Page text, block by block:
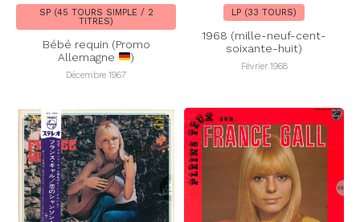
SP (45 TOURS SIMPLE / 2
TITRES)
Bébé requin (Promo
Allemagne
)
Décembre 1967
LP (33 TOURS)
1968 (mille-neuf-cent-
soixante-huit)
Février 1968